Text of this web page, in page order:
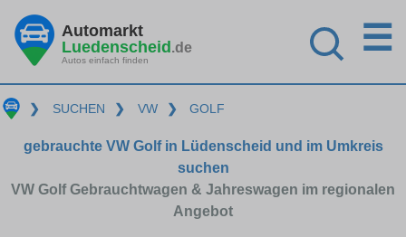
Automarkt
Luedenscheid.de
Autos einfach finden
☰
❯ SUCHEN ❯ VW ❯ GOLF
gebrauchte VW Golf in Lüdenscheid und im Umkreis
suchen
VW Golf Gebrauchtwagen & Jahreswagen im regionalen
Angebot